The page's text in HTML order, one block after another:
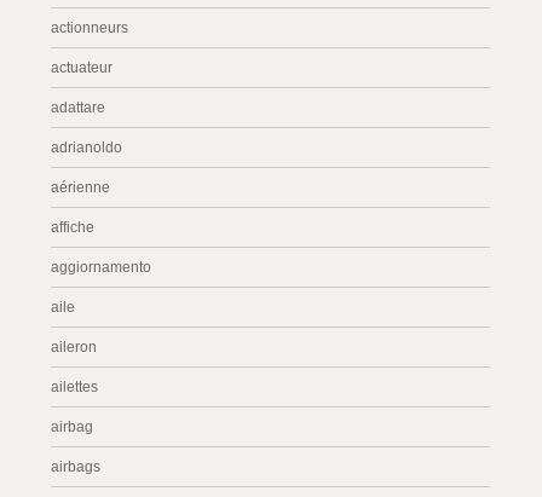
actionneurs
actuateur
adattare
adrianoldo
aérienne
affiche
aggiornamento
aile
aileron
ailettes
airbag
airbags